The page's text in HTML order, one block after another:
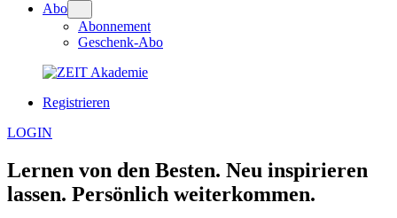
Abo
Abonnement
Geschenk-Abo
Registrieren
LOGIN
Lernen von den Besten. Neu inspirieren
lassen. Persönlich weiterkommen.